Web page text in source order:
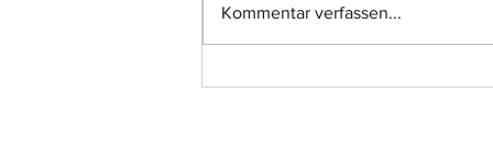
Einsatz-Nr.: 057
Kommentar verfassen...